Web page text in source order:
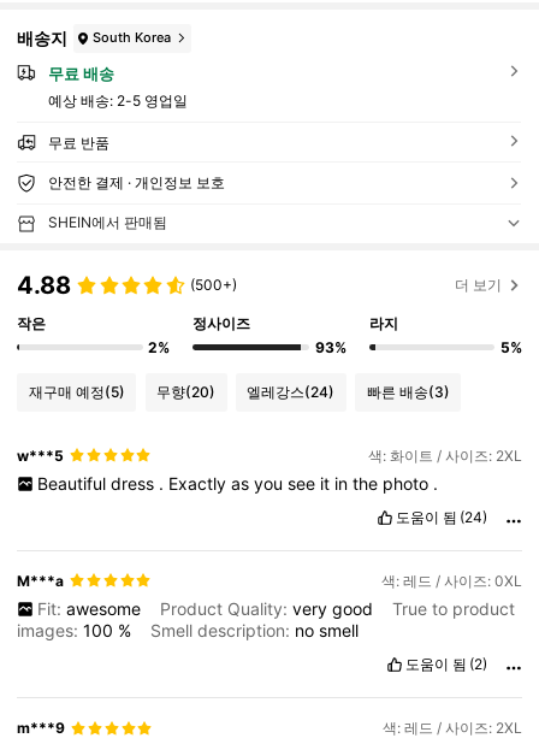
배송지 South Korea
무료 배송
예상 배송: 2-5 영업일
무료 반품
안전한 결제 · 개인정보 보호
SHEIN에서 판매됨
4.88 (500+) 더 보기
작은
2%
정사이즈
93%
라지
5%
재구매 예정(5) 무향(20) 엘레강스(24) 빠른 배송(3)
w***5 색: 화이트 / 사이즈: 2XL
Beautiful dress . Exactly as you see it in the photo .
도움이 됨 (24)
M***a 색: 레드 / 사이즈: 0XL
Fit: awesome Product Quality: very good
True to product
images:100 % Smell description: nosmell
도움이 됨 (2)
m***9 색: 레드 / 사이즈: 2XL